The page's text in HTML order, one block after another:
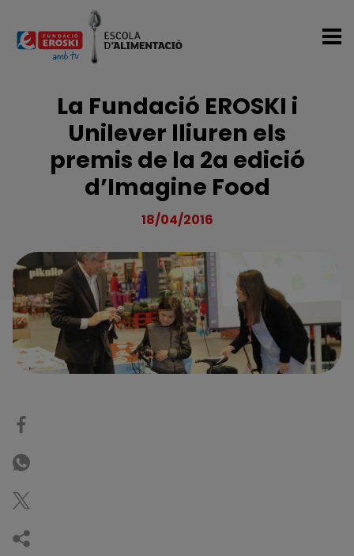
Vés al contingut
La Fundació EROSKI i
Unilever lliuren els
premis de la 2a edició
d’Imagine Food
18/04/2016